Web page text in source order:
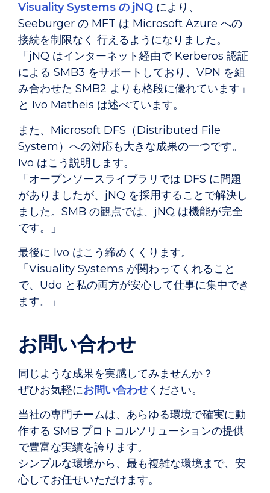
Visuality Systems の jNQ により、
Seeburger の MFT は Microsoft Azure への
接続を制限なく 行えるようになりました。
「jNQ はインターネット経由で Kerberos 認証
による SMB3 をサポートしており、VPN を組
み合わせた SMB2 よりも格段に優れています」
と Ivo Matheis は述べています。
また、Microsoft DFS（Distributed File
System）への対応も大きな成果の一つです。
Ivo はこう説明します。
「オープンソースライブラリでは DFS に問題
がありましたが、jNQ を採用することで解決し
ました。SMB の観点では、jNQ は機能が完全
です。」
最後に Ivo はこう締めくくります。
「Visuality Systems が関わってくれること
で、Udo と私の両方が安心して仕事に集中でき
ます。」
お問い合わせ
同じような成果を実感してみませんか？
ぜひお気軽にお問い合わせください。
当社の専門チームは、あらゆる環境で確実に動
作する SMB プロトコルソリューションの提供
で豊富な実績を誇ります。
シンプルな環境から、最も複雑な環境まで、安
心してお任せいただけます。